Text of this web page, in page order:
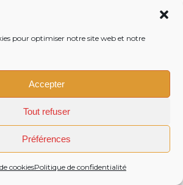
pour optimiser notre site web et notre
Accepter
Tout refuser
Préférences
cookiesPolitique de confidentialité
Valencia,
ton opinion sur ton